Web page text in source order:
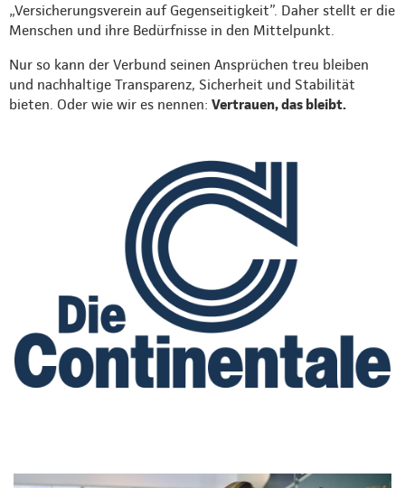
„Versicherungsverein auf Gegenseitigkeit”. Daher stellt er die
Menschen und ihre Bedürfnisse in den Mittelpunkt.
Nur so kann der Verbund seinen Ansprüchen treu bleiben
und nachhaltige Transparenz, Sicherheit und Stabilität
bieten. Oder wie wir es nennen: Vertrauen, das bleibt.